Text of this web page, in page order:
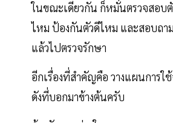
ในขณะเดียวกัน ก็หมั่นตรวจสอบตั
ไหม ป้องกันตัวดีไหม และสอบถา
แล้วไปตรวจรักษา
อีกเรื่องที่สำคัญคือ วางแผนการ
ดังที่บอกมาข้างต้นครับ